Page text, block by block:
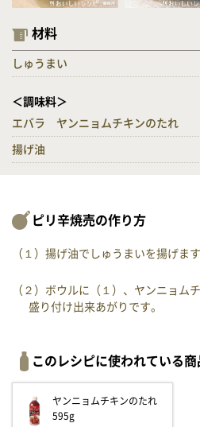
材料
しゅうまい
＜調味料＞
エバラ ヤンニョムチキンのたれ
揚げ油
ピリ辛焼売の作り方
（１）揚げ油でしゅうまいを揚げます
（２）ボウルに（１）、ヤンニョム
盛り付け出来あがりです。
このレシピに使われている商
ヤンニョムチキンのたれ
595g